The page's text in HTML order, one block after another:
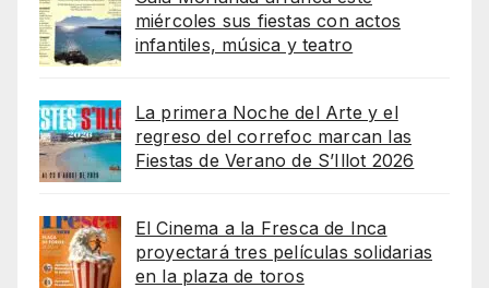
miércoles sus fiestas con actos
infantiles, música y teatro
La primera Noche del Arte y el
regreso del correfoc marcan las
Fiestas de Verano de S’Illot 2026
El Cinema a la Fresca de Inca
proyectará tres películas solidarias
en la plaza de toros